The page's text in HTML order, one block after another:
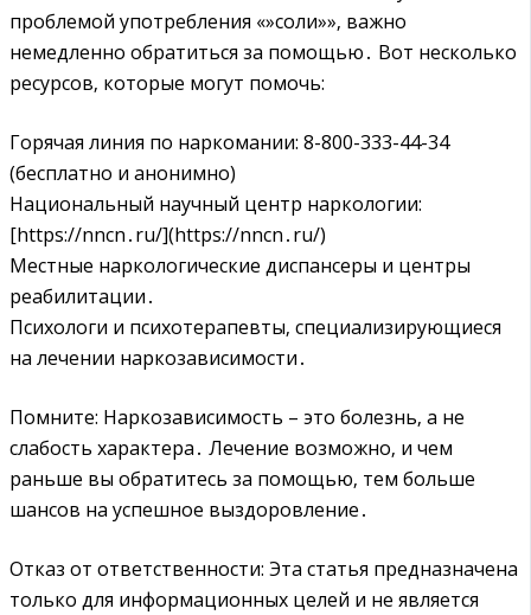
проблемой употребления «»соли»»‚ важно
немедленно обратиться за помощью․ Вот несколько
ресурсов‚ которые могут помочь:
Горячая линия по наркомании: 8-800-333-44-34
(бесплатно и анонимно)
Национальный научный центр наркологии:
[https://nncn․ru/](https://nncn․ru/)
Местные наркологические диспансеры и центры
реабилитации․
Психологи и психотерапевты‚ специализирующиеся
на лечении наркозависимости․
Помните: Наркозависимость – это болезнь‚ а не
слабость характера․ Лечение возможно‚ и чем
раньше вы обратитесь за помощью‚ тем больше
шансов на успешное выздоровление․
Отказ от ответственности: Эта статья предназначена
только для информационных целей и не является